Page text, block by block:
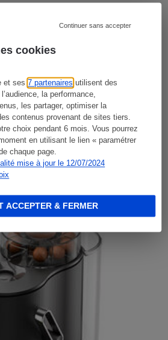
cookies
et ses7 partenaires utilisent des
la performance,
les partager, optimiser la
contenus provenant de sites tiers.
choix pendant 6 mois. Vous pourrez
en utilisant le lien « paramétrer
chaque page.
mise à jour le 12/07/2024
Continuer sans accepter
ACCEPTER & FERMER
TESTONS
solaires visage - Le protocole